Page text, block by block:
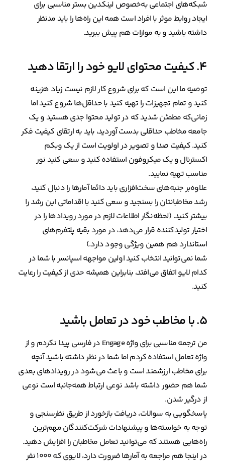
شبکه‌های اجتماعی به‌خصوص لینکدین بستر مناسبی برای
ایجاد روابط موثر با افراد است همه این راه‌ها را باید مدنظر
داشته باشید و به موازات هم پیش ببرید.
۴. کیفیت محتوای لایو خود را ارتقا دهید
توصیه ما این است که برای شروع کار لازم نیست زیاد هزینه
کنید و تمام تجهیزات را تهیه کنید با حداقل‌ها شروع کنید اما
زمانی‌که مطمئن شدید که در تولید محتوا جدی هستید و یک
جامعه مخاطب حداقلی بدست آوردید، باید به ارتقای کیفیت فکر
کنید. کیفیت صدا و تصویر در اولویت است از یک وبکم
اکسترنال و یک میکروفون استفاده کنید و سعی کنید نور
مناسب تهیه نمایید.
علاوه‌بر جنبه‌های سخت‌افزاری باید دائما آمارها را دنبال کنید،
رشد مخاطبانتان را بسنجید و سعی کنید با اقداماتی این رشد را
بیشتر کنید. (لحظه‌نگار اطلاعات لازم در مورد رویدادها را در
اختیار تولیدکننده قرار می‌دهد، در مورد بقیه پلتفرم‌های
استاندارد هم همین ویژگی وجود دارد.)
شما نمی‌توانید انتخاب کنید اولین مواجهه اسپانسر با شما در
کدام لایو اتفاق می‌افتد، بنابراین همیشه حدی از کیفیت را رعایت
کنید.
۵. با مخاطب خود در تعامل باشید
من ترجمه مناسبی برای واژه Engage در فارسی پیدا نکردم و از
واژه تعامل استفاده کردم اما شما در نظر داشته باشید آنچه
برای مخاطب ارزشمند است و باعث می‌شود در رویدادهای بعدی
شما هم حضور داشته باشد نوعی ارتباط همه‌جانبه است نوعی
از درگیر شدن.
پاسخگویی به سوالات، دریافت بازخورد از طریق نظرسنجی و
توجه به خواسته‌ها و پیشنهادات شرکت‌کنندگان مهم‌ترین
راه‌هایی هستند که می‌توانید تعامل مخاطبان را افزایش دهید.
در اینجا هم مراجعه به آمارها ضرورت دارد، لایوی که ۱۰۰۰ نفر